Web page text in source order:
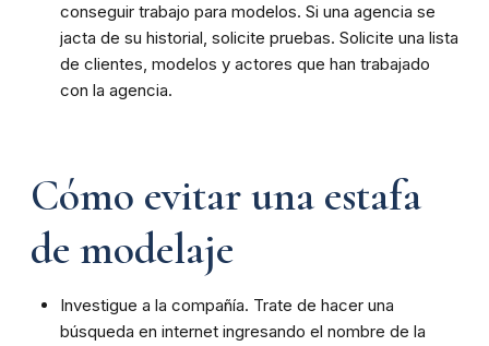
conseguir trabajo para modelos. Si una agencia se
jacta de su historial, solicite pruebas. Solicite una lista
de clientes, modelos y actores que han trabajado
con la agencia.
Cómo evitar una estafa
de modelaje
Investigue a la compañía. Trate de hacer una
búsqueda en internet ingresando el nombre de la